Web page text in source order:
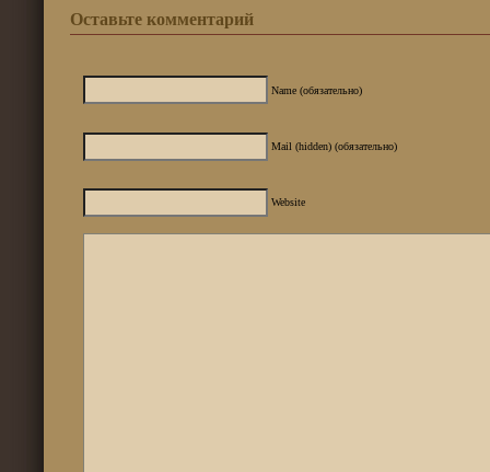
Оставьте комментарий
Name (обязательно)
Mail (hidden) (обязательно)
Website